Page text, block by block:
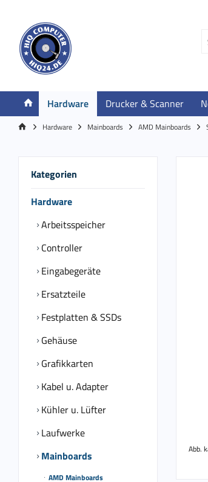
Hardware Drucker & Scanner
Hardware Mainboards AMD Mainboards
Kategorien
Hardware
Arbeitsspeicher
Controller
Eingabegeräte
Ersatzteile
Festplatten & SSDs
Gehäuse
Grafikkarten
Kabel u. Adapter
Kühler u. Lüfter
Laufwerke
Mainboards
AMD Mainboards
Abb.